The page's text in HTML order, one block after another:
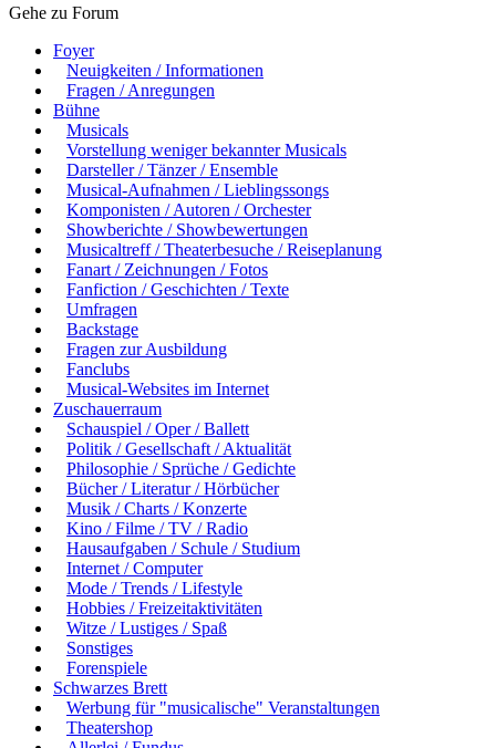
Gehe zu Forum
Foyer
Neuigkeiten / Informationen
Fragen / Anregungen
Bühne
Musicals
Vorstellung weniger bekannter Musicals
Darsteller / Tänzer / Ensemble
Musical-Aufnahmen / Lieblingssongs
Komponisten / Autoren / Orchester
Showberichte / Showbewertungen
Musicaltreff / Theaterbesuche / Reiseplanung
Fanart / Zeichnungen / Fotos
Fanfiction / Geschichten / Texte
Umfragen
Backstage
Fragen zur Ausbildung
Fanclubs
Musical-Websites im Internet
Zuschauerraum
Schauspiel / Oper / Ballett
Politik / Gesellschaft / Aktualität
Philosophie / Sprüche / Gedichte
Bücher / Literatur / Hörbücher
Musik / Charts / Konzerte
Kino / Filme / TV / Radio
Hausaufgaben / Schule / Studium
Internet / Computer
Mode / Trends / Lifestyle
Hobbies / Freizeitaktivitäten
Witze / Lustiges / Spaß
Sonstiges
Forenspiele
Schwarzes Brett
Werbung für "musicalische" Veranstaltungen
Theatershop